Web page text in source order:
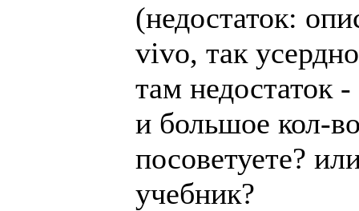
(недостаток:
vivo, так
там недостаток
и большое кол-
посоветуете?
учебник?